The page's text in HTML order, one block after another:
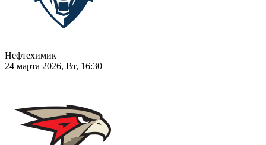
Нефтехимик
24 марта 2026, Вт, 16:30